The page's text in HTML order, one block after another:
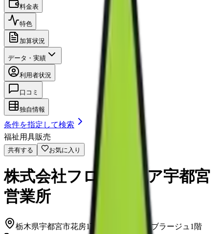
料金表
特色
加算状況
データ・実績
利用者状況
口コミ
独自情報
条件を指定して検索
福祉用具販売
共有する お気に入り
株式会社フロンティア宇都宮
営業所
栃木県宇都宮市花房1丁目15-2アッサンブラージュ1階